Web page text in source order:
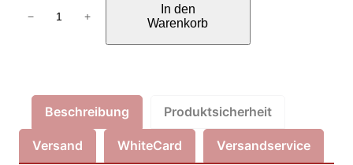
t
− +
In den
Warenkorb
Beschreibung Produktsicherheit
Versand WhiteCard Versandservice